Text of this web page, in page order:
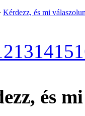
Kérdezz, és mi
131415
és